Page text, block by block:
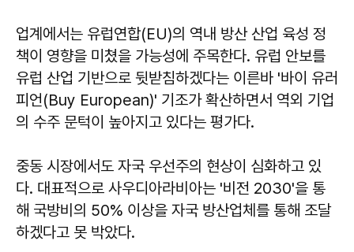
업계에서는 유럽연합(EU)의 역내 방산 산업 육성 정
책이 영향을 미쳤을 가능성에 주목한다. 유럽 안보를
유럽 산업 기반으로 뒷받침하겠다는 이른바 '바이 유러
피언(Buy European)' 기조가 확산하면서 역외 기업
의 수주 문턱이 높아지고 있다는 평가다.
중동 시장에서도 자국 우선주의 현상이 심화하고 있
다. 대표적으로 사우디아라비아는 '비전 2030'을 통
해 국방비의 50% 이상을 자국 방산업체를 통해 조달
하겠다고 못 박았다.